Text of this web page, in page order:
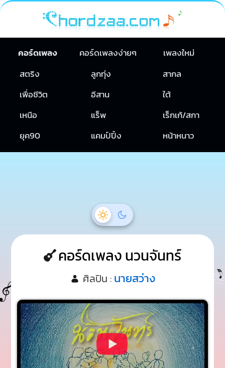
คอร์ดเพลง คอร์ดเพลงง่ายๆ
เพลงใหม่
สตริง
ลูกทุ่ง
สากล
เพื่อชีวิต
อีสาน
ใต้
เหนือ
แร็พ
เร็กเก้/สกา
ยุค90
แคมป์ปิ้ง หน้าหนาว
คอร์ดเพลง นวนจันทร์
ศิลปิน : นายสว่าง